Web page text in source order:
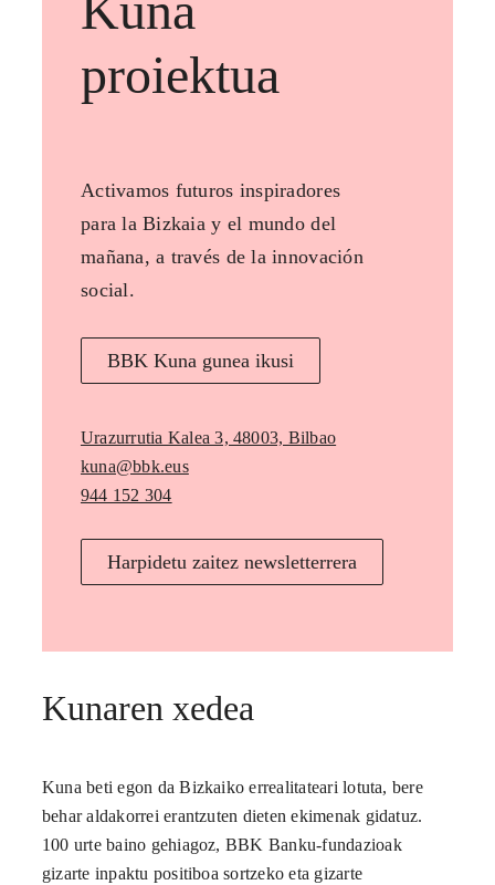
proiektua
Activamos futuros inspiradores
para la Bizkaia y el mundo del
mañana, a través de la innovación
social.
BBK Kuna gunea ikusi
Urazurrutia Kalea 3, 48003, Bilbao
kuna@bbk.eus
944 152 304
Harpidetu zaitez newsletterrera
Kunaren xedea
Kuna beti egon da Bizkaiko errealitateari lotuta, bere
behar aldakorrei erantzuten dieten ekimenak gidatuz.
100 urte baino gehiagoz, BBK Banku-fundazioak
gizarte inpaktu positiboa sortzeko eta gizarte